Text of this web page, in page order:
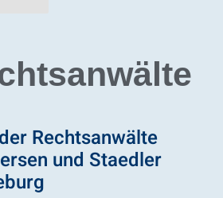
Rechtsanwälte
und Staedler